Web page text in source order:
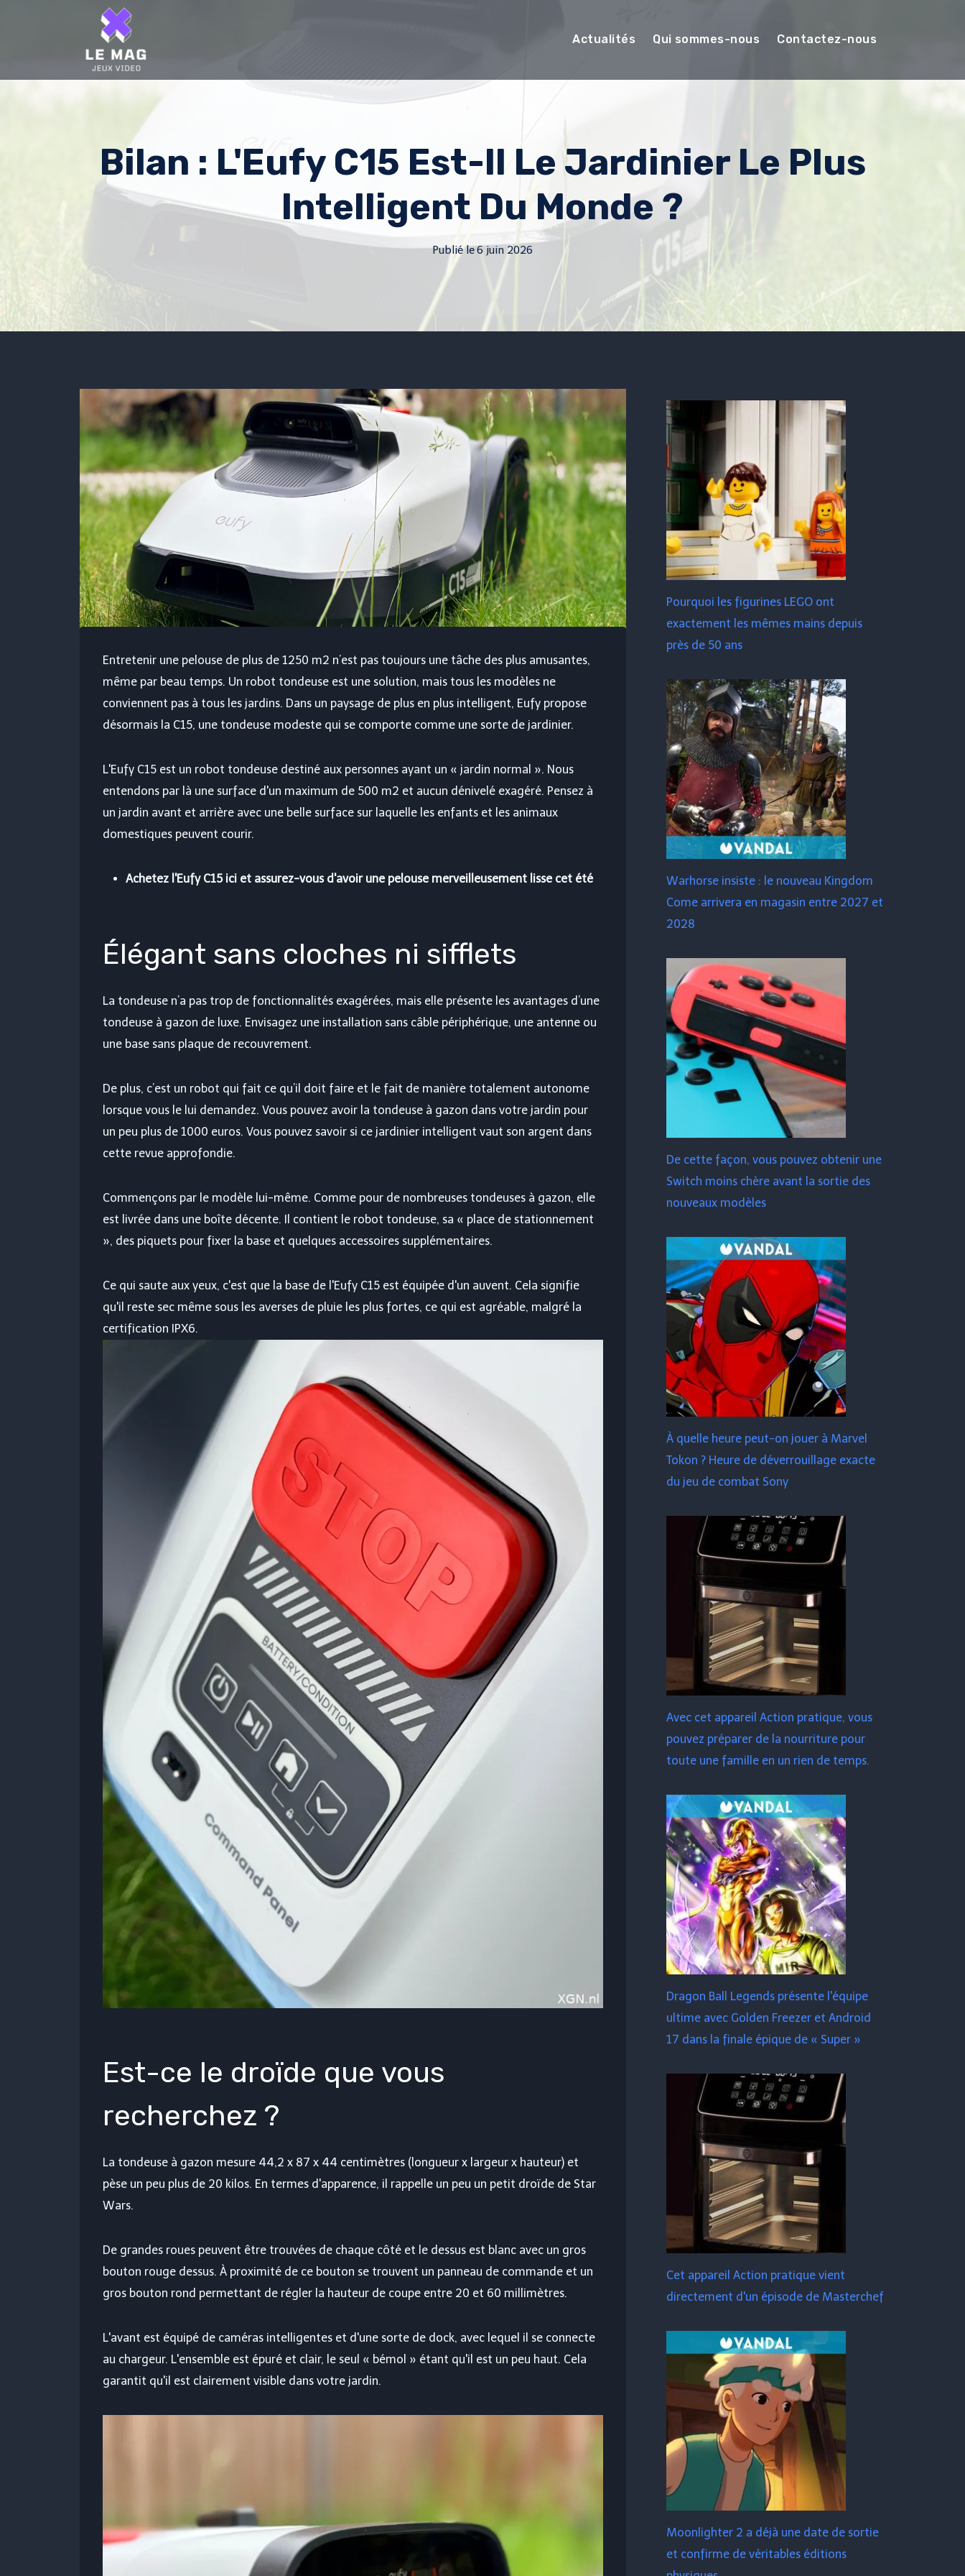
Actualités Qui sommes-nous Contactez-nous
Bilan : L'Eufy C15 Est-Il Le Jardinier Le Plus
Intelligent Du Monde ?
Publié le6 juin 2026
Entretenir une pelouse de plus de 1250 m2 n’est pas toujours une tâche des plus amusantes,
même par beau temps. Un robot tondeuse est une solution, mais tous les modèles ne
conviennent pas à tous les jardins. Dans un paysage de plus en plus intelligent, Eufy propose
désormais la C15, une tondeuse modeste qui se comporte comme une sorte de jardinier.
L'Eufy C15 est un robot tondeuse destiné aux personnes ayant un « jardin normal ». Nous
entendons par là une surface d'un maximum de 500 m2 et aucun dénivelé exagéré. Pensez à
un jardin avant et arrière avec une belle surface sur laquelle les enfants et les animaux
domestiques peuvent courir.
Achetez l'Eufy C15 ici et assurez-vous d'avoir une pelouse merveilleusement lisse cet été
Élégant sans cloches ni sifflets
La tondeuse n’a pas trop de fonctionnalités exagérées, mais elle présente les avantages d’une
tondeuse à gazon de luxe. Envisagez une installation sans câble périphérique, une antenne ou
une base sans plaque de recouvrement.
De plus, c’est un robot qui fait ce qu’il doit faire et le fait de manière totalement autonome
lorsque vous le lui demandez. Vous pouvez avoir la tondeuse à gazon dans votre jardin pour
un peu plus de 1000 euros. Vous pouvez savoir si ce jardinier intelligent vaut son argent dans
cette revue approfondie.
Commençons par le modèle lui-même. Comme pour de nombreuses tondeuses à gazon, elle
est livrée dans une boîte décente. Il contient le robot tondeuse, sa « place de stationnement
», des piquets pour fixer la base et quelques accessoires supplémentaires.
Ce qui saute aux yeux, c'est que la base de l'Eufy C15 est équipée d'un auvent. Cela signifie
qu'il reste sec même sous les averses de pluie les plus fortes, ce qui est agréable, malgré la
certification IPX6.
Est-ce le droïde que vous
recherchez ?
La tondeuse à gazon mesure 44,2 x 87 x 44 centimètres (longueur x largeur x hauteur) et
pèse un peu plus de 20 kilos. En termes d'apparence, il rappelle un peu un petit droïde de Star
Wars.
De grandes roues peuvent être trouvées de chaque côté et le dessus est blanc avec un gros
bouton rouge dessus. À proximité de ce bouton se trouvent un panneau de commande et un
gros bouton rond permettant de régler la hauteur de coupe entre 20 et 60 millimètres.
L'avant est équipé de caméras intelligentes et d'une sorte de dock, avec lequel il se connecte
au chargeur. L'ensemble est épuré et clair, le seul « bémol » étant qu'il est un peu haut. Cela
garantit qu'il est clairement visible dans votre jardin.
Pourquoi les figurines LEGO ont
exactement les mêmes mains depuis
près de 50 ans
Warhorse insiste : le nouveau Kingdom
Come arrivera en magasin entre 2027 et
2028
De cette façon, vous pouvez obtenir une
Switch moins chère avant la sortie des
nouveaux modèles
À quelle heure peut-on jouer à Marvel
Tokon ? Heure de déverrouillage exacte
du jeu de combat Sony
Avec cet appareil Action pratique, vous
pouvez préparer de la nourriture pour
toute une famille en un rien de temps.
Dragon Ball Legends présente l'équipe
ultime avec Golden Freezer et Android
17 dans la finale épique de « Super »
Cet appareil Action pratique vient
directement d'un épisode de Masterchef
Moonlighter 2 a déjà une date de sortie
et confirme de véritables éditions